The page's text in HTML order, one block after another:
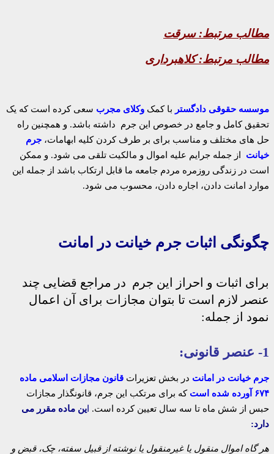
مطالب مرتبط:سرقت
مطالب مرتبط:کلاهبرداری
موسسه حقوقی دادگستر با کمک وکلای مجرب سعی کرده است که یک
تحقیق کامل و جامع در خصوص این جرم داشته باشد. و همچنین راه
حل های مختلف و مناسب برای بر طرف کردن کلیه ابهامات، جرم
خیانت از جمله جرایم علیه اموال و مالکیت تلقی می شود. و ممکن
است در زندگی روزمره مردم جامعه ما قابل ارتکاب باشد از جمله این
موارد امانت دادن، اجاره دادن، محسوب می شود.
چگونگی اثبات جرم خیانت در امانت
برای اثبات و احراز این جرم در مراجع قضایی چند
عنصر لازم است تا بتوان مجازات برای آن اعمال
نمود از جمله:
1- عنصر قانونی:
جرم خیانت در امانت در بخش تعزیرات قانون مجازات اسلامی ماده
۶۷۴ آورده شده است
که برای مرتکب این جرم، قانونگذار مجازات
حبس از شش ماه تا سه سال تعیین کرده است. ین ماده مقرر می
دارد:
هر گاه اموال منقول یا غیرمنقول یا نوشته‌ از قبیل سفته، چک، قبض و